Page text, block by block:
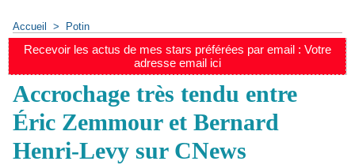
Accueil > Potin
Recevoir les actus de mes stars préférées par email : Votre
adresse email ici
Accrochage très tendu entre
Éric Zemmour et Bernard
Henri-Levy sur CNews